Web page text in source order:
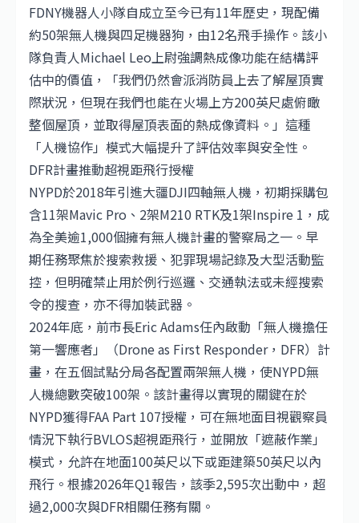
FDNY機器人小隊自成立至今已有11年歷史，現配備
約50架無人機與四足機器狗，由12名飛手操作。該小
隊負責人Michael Leo上尉強調熱成像功能在結構評
估中的價值，「我們仍然會派消防員上去了解屋頂實
際狀況，但現在我們也能在火場上方200英尺處俯瞰
整個屋頂，並取得屋頂表面的熱成像資料。」這種
「人機協作」模式大幅提升了評估效率與安全性。
DFR計畫推動超視距飛行授權
NYPD於2018年引進大疆DJI四軸無人機，初期採購包
含11架Mavic Pro、2架M210 RTK及1架Inspire 1，成
為全美逾1,000個擁有無人機計畫的警察局之一。早
期任務聚焦於搜索救援、犯罪現場記錄及大型活動監
控，但明確禁止用於例行巡邏、交通執法或未經搜索
令的搜查，亦不得加裝武器。
2024年底，前市長Eric Adams任內啟動「無人機擔任
第一響應者」（Drone as First Responder，DFR）計
畫，在五個試點分局各配置兩架無人機，使NYPD無
人機總數突破100架。該計畫得以實現的關鍵在於
NYPD獲得FAA Part 107授權，可在無地面目視觀察員
情況下執行BVLOS超視距飛行，並開放「遮蔽作業」
模式，允許在地面100英尺以下或距建築50英尺以內
飛行。根據2026年Q1報告，該季2,595次出動中，超
過2,000次與DFR相關任務有關。